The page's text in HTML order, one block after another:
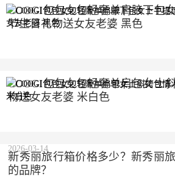
COOGI包包女包轻奢单肩腋下包
节生日礼物送女友老婆 黑色
COOGI包包女包轻奢单肩包女士
物送女友老婆 米白色
新秀丽旅行箱价格多少？新秀丽
的品牌？
2026-03-14